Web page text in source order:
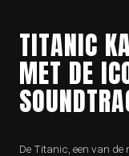
TITANIC
MET DE
De Titanic, een van